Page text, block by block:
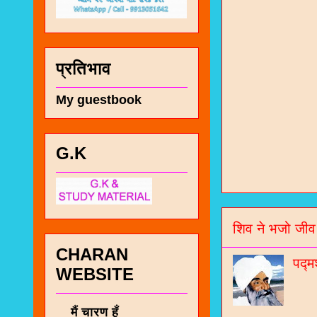
शिव ने भजो जीव
प्रतिभाव
My guestbook
G.K
CHARAN
WEBSITE
मैं चारण हूँ